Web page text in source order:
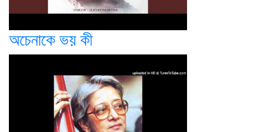
অচেনাকে ভয় কী